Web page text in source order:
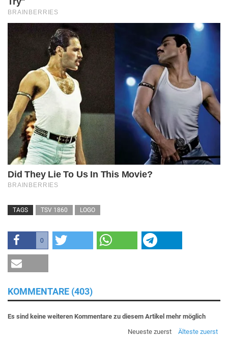
TAGS TSV 1860 LOGO
0
KOMMENTARE (403)
Es sind keine weiteren Kommentare zu diesem Artikel mehr möglich
Neueste zuerst
Älteste zuerst